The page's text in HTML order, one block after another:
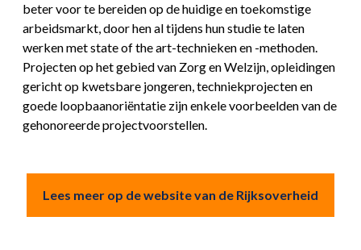
beter voor te bereiden op de huidige en toekomstige
arbeidsmarkt, door hen al tijdens hun studie te laten
werken met state of the art-technieken en -methoden.
Projecten op het gebied van Zorg en Welzijn, opleidingen
gericht op kwetsbare jongeren, techniekprojecten en
goede loopbaanoriëntatie zijn enkele voorbeelden van de
gehonoreerde projectvoorstellen.
Lees meer op de website van de Rijksoverheid